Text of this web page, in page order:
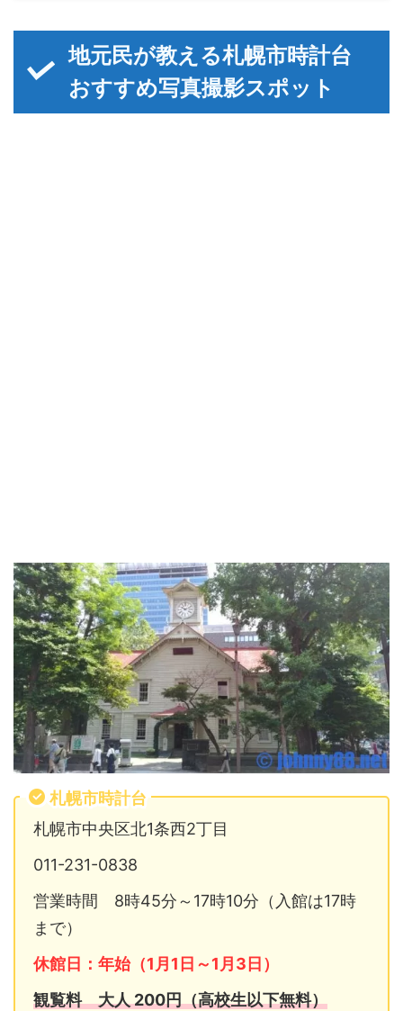
地元民が教える札幌市時計台
おすすめ写真撮影スポット
札幌市時計台
札幌市中央区北1条西2丁目
011-231-0838
営業時間 8時45分～17時10分（入館は17時
まで）
休館日：年始（1月1日～1月3日）
観覧料 大人 200円（高校生以下無料）